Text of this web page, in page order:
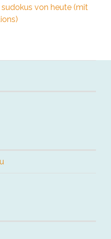
von heute (mit